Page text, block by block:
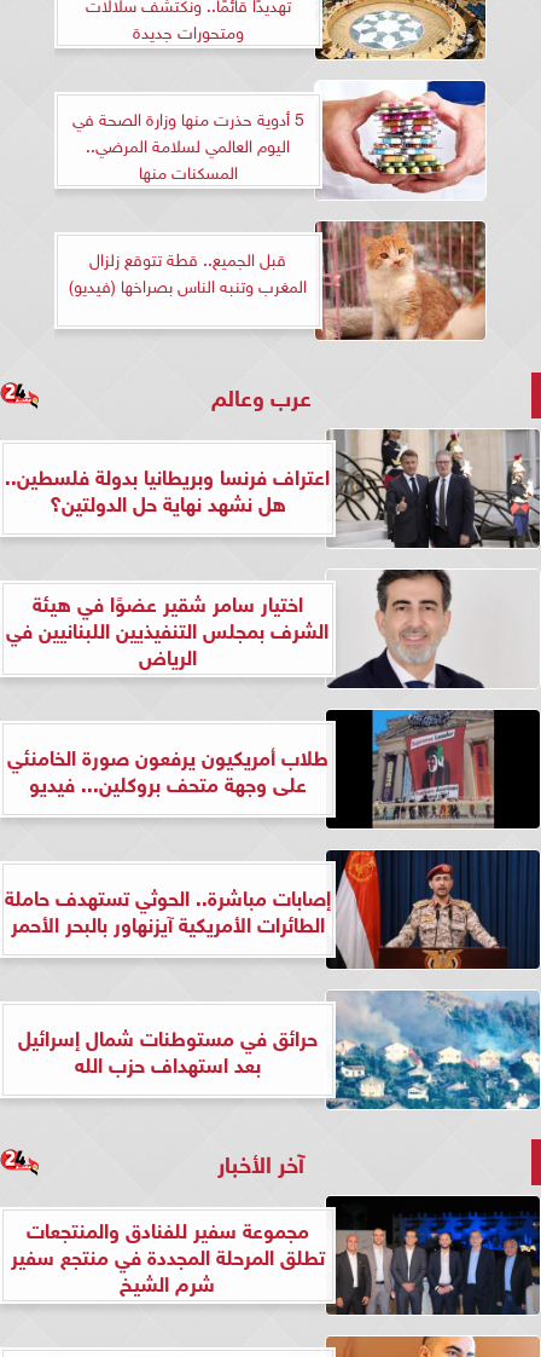
ومتحورات جديدة
5 أدوية حذرت منها وزارة الصحة في
اليوم العالمي لسلامة المرضي..
المسكنات منها
قبل الجميع.. قطة تتوقع زلزال
المغرب وتنبه الناس بصراخها (فيديو)
عرب وعالم
اعتراف فرنسا وبريطانيا بدولة فلسطين..
هل نشهد نهاية حل الدولتين؟
اختيار سامر شقير عضوًا في هيئة
الشرف بمجلس التنفيذيين اللبنانيين في
الرياض
طلاب أمريكيون يرفعون صورة الخامنئي
على وجهة متحف بروكلين... فيديو
إصابات مباشرة.. الحوثي تستهدف حاملة
الطائرات الأمريكية آيزنهاور بالبحر الأحمر
حرائق في مستوطنات شمال إسرائيل
بعد استهداف حزب الله
آخر الأخبار
مجموعة سفير للفنادق والمنتجعات
تطلق المرحلة المجددة في منتجع سفير
شرم الشيخ